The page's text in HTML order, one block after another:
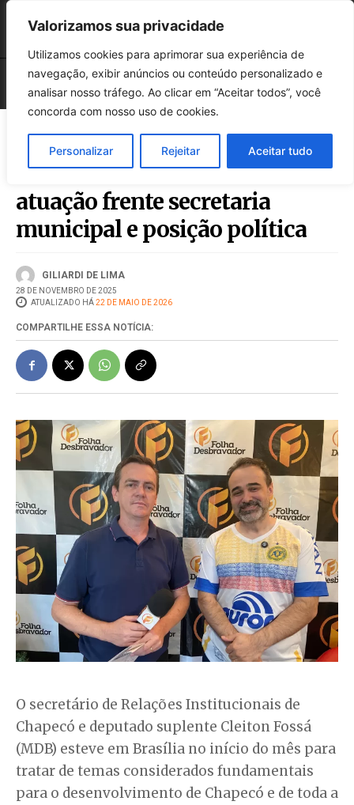
Valorizamos sua privacidade
Utilizamos cookies para aprimorar sua experiência de
navegação, exibir anúncios ou conteúdo personalizado e
analisar nosso tráfego. Ao clicar em “Aceitar todos”, você
concorda com nosso uso de cookies.
Personalizar Rejeitar Aceitar tudo
Cleiton Fossá fala sobre sua
atuação frente secretaria
municipal e posição política
GILIARDI DE LIMA
28 DE NOVEMBRO DE 2025
ATUALIZADO HÁ22 DE MAIO DE 2026
COMPARTILHE ESSA NOTÍCIA:
O secretário de Relações Institucionais de
Chapecó e deputado suplente Cleiton Fossá
(MDB) esteve em Brasília no início do mês para
tratar de temas considerados fundamentais
para o desenvolvimento de Chapecó e de toda a